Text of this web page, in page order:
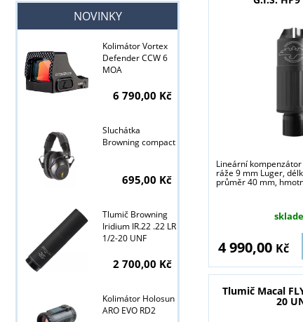
Lineární kompenzátor
ráže 9 mm Luger,
průměr 40 mm,
4 990,00 Kč
Tlumič Macal
20
NOVINKY
Kolimátor Vortex
Defender CCW 6
MOA
6 790,00 Kč
Sluchátka
Browning compact
695,00 Kč
Tlumič Browning
Iridium IR.22 .22 LR
1/2-20 UNF
2 700,00 Kč
Kolimátor Holosun
ARO EVO RD2
Tyto